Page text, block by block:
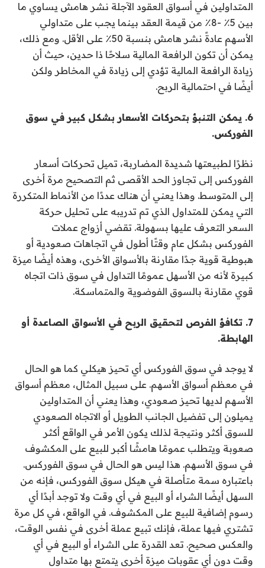
المتداولين في أسواق العقود الآجلة نشر هامش يساوي ما
بين 5٪ -8٪ من قيمة العقد بينما يجب على متداولي
الأسهم عادةً نشر هامش بنسبة 50٪ على الأقل. ومع ذلك،
يمكن أن تكون الرافعة المالية سلاحًا ذا حدين، حيث أن
زيادة الرافعة المالية تؤدي إلى زيادة في المخاطر ولكن
أيضًا في احتمالية الربح.
6. يمكن التنبؤ بتحركات الأسعار بشكل كبير في سوق
الفوركس.
نظرًا لطبيعتها شديدة المضاربة، تميل تحركات أسعار
الفوركس إلى تجاوز الحد الأقصى ثم التصحيح مرة أخرى
إلى المتوسط. وهذا يعني أن هناك عددًا من الأنماط المتكررة
التي يمكن للمتداول الذي تم تدريبه على تحليل حركة
السعر التعرف عليها بسهولة. تقضي أزواج عملات
الفوركس بشكل عام وقتًا أطول في اتجاهات صعودية أو
هبوطية قوية جدًا مقارنة بالأسواق الأخرى، وهذه أيضًا ميزة
كبيرة لأنه من الأسهل عمومًا التداول في سوق ذات اتجاه
قوي مقارنة بالسوق الفوضوية والمتماسكة.
7. تكافؤ الفرص لتحقيق الربح في الأسواق الصاعدة أو
الهابطة.
لا يوجد في سوق الفوركس أي تحيز هيكلي كما هو الحال
في معظم أسواق الأسهم. على سبيل المثال، معظم أسواق
الأسهم لديها تحيز صعودي، وهذا يعني أن المتداولين
يميلون إلى تفضيل الجانب الطويل أو الاتجاه الصعودي
للسوق أكثر ونتيجة لذلك يكون الأمر في الواقع أكثر
صعوبة ويتطلب عمومًا هامشًا أكبر للبيع على المكشوف
في سوق الأسهم. هذا ليس هو الحال في سوق الفوركس.
باعتباره سمة متأصلة في هيكل سوق الفوركس، فإنه من
السهل أيضًا الشراء أو البيع في أي وقت ولا توجد أبدًا أي
رسوم إضافية للبيع على المكشوف. في الواقع، في كل مرة
تشتري فيها عملة، فإنك تبيع عملة أخرى في نفس الوقت،
والعكس صحيح. تعد القدرة على الشراء أو البيع في أي
وقت دون أي عقوبات ميزة أخرى يتمتع بها متداول